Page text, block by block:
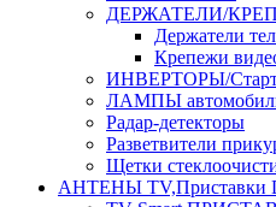
ДЕРЖАТЕЛИ/
Держатели
Крепежи
ИНВЕРТОРЫ/
ЛАМПЫ
Радар-детекторы
Разветвители
Щетки
АНТЕНЫ ТV,Приставки